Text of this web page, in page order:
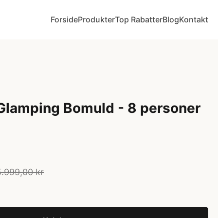
ForsideProdukterTop RabatterBlogKontakt
Bomuld - 8 personer
kr